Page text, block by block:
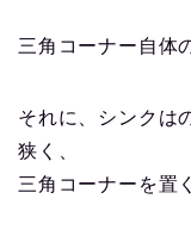
三角コーナー自体
それに、シンクは
狭く、
三角コーナーを置